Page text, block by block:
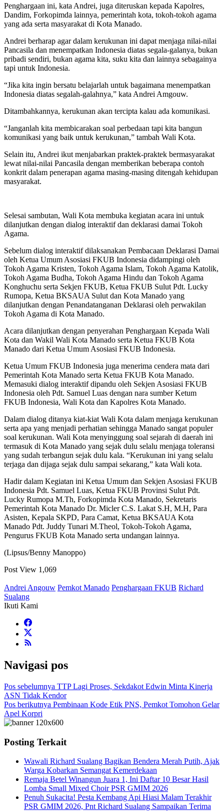
Penghargaan ini, kata Andrei, juga diteruskan kepada Kapolres,
Dandim, Forkopimda lainnya, pemerintah kota, tokoh-tokoh agama
yang ada serta masyarakat di Kota Manado.
Andrei berharap agar dalam kerukunan ini dapat menjaga nilai-nilai
Pancasila dan menempatkan Indonesia diatas segala-galanya, bukan
pribadi sendiri, bukan agama kita, suku kita dan lainnya sebagainya
tapi untuk Indonesia.
“Jika kita ingin bersatu belajarlah untuk bagaimana menempatkan
Indonesia diatas segalah-galahnya,” kata Andrei Amgouw.
Ditambahkannya, kerukunan akan tercipta kalau ada komunikasi.
“Janganlah kita membicarakan soal perbedaan tapi kita bangun
komunikasi yang baik untuk kerukunan,” tambah Wali Kota.
Selain itu, Andrei ikut menjabarkan praktek-praktek bermasyarakat
lewat nilai-nilai Pancasila dengan memberikan beberapa contoh
konkrit dalam penerapan agama masing-masing ditengah kehidupan
masyarakat.
Selesai sambutan, Wali Kota membuka kegiatan acara ini untuk
dilanjutkan dengan dialog interaktif dan deklarasi damai Tokoh
Agama.
Sebelum dialog interaktif dilaksanakan Pembacaan Deklarasi Damai
oleh Ketua Umum Asosiasi FKUB Indonesia didampingi oleh
Tokoh Agama Kristen, Tokoh Agama Islam, Tokoh Agama Katolik,
Tokoh Agama Budha, Tokoh Agama Hindu dan Tokoh Agama
Konghuchu serta Sekjen FKUB, Ketua FKUB Sulut Pdt. Lucky
Rumopa, Ketua BKSAUA Sulut dan Kota Manado yang
dilanjutkan dengan Penandatanganan Deklarasi oleh perwakilan
Tokoh Agama di Kota Manado.
Acara dilanjutkan dengan penyerahan Penghargaan Kepada Wali
Kota dan Wakil Wali Kota Manado serta Ketua FKUB Kota
Manado dari Ketua Umum Asosiasi FKUB Indonesia.
Ketua Umum FKUB Indonesia juga menerima cendera mata dari
Pemerintah Kota Manado serta Ketua FKUB Kota Manado.
Memasuki dialog interaktif dipandu oleh Sekjen Asosiasi FKUB
Indonesia oleh Pdt. Samuel Luas dengan nara sumber Ketum
FKUB Indonesia, Wali Kota dan Kapolres Kota Manado.
Dalam dialog ditanya kiat-kiat Wali Kota dalam menjaga kerukunan
serta apa yang menjadi perhatian sehingga Manado sangat populer
soal kerukunan. Wali Kota menyinggung soal sejarah di daerah ini
termasuk di Kota Manado yang sejak dulu selalu menjaga toleransi
yang sudah terbangun sejak dulu kala. “Kerukunan ini yang selalu
terjaga dan dijaga sejak dulu sampai sekarang,” kata Wali kota.
Hadir dalam Kegiatan ini Ketua Umum dan Sekjen Asosiasi FKUB
Indonesia Pdt. Samuel Luas, Ketua FKUB Provinsi Sulut Pdt.
Lucky Rumopa M.Th, Forkopimda Kota Manado, Sekretaris
Pemerintah Kota Manado Dr. Micler C.S. Lakat S.H, M.H, Para
Asisten, Kepala SKPD, Para Camat, Ketua BKSAUA Kota
Manado Pdt. Juddy Tunari M.Theol, Tokoh-Tokoh Agama,
Pengurus FKUB Kota Manado serta undangan lainnya.
(Lipsus/Benny Manoppo)
Post View 1,069
Andrei Angouw Pemkot Manado Penghargaan FKUB Richard
Sualang
Ikuti Kami
Navigasi pos
Pos sebelumnya TTP Lagi Proses, Sekdakot Edwin Minta Kinerja
ASN Tidak Kendor
Pos berikutnya Pembinaan Kode Etik PNS, Pemkot Tomohon Gelar
Apel Korpri
Posting Terkait
Wawali Richard Sualang Bagikan Bendera Merah Putih, Ajak
Warga Kobarkan Semangat Kemerdekaan
Remaja Betel Winangun Juara 1, Ini Daftar 10 Besar Hasil
Lomba Small Mixed Choir PSR GMIM 2026
Penuh Sukacita! Pesta Kembang Api Hiasi Malam Terakhir
PSR GMIM 2026, Pnt Richard Sualang Sampaikan Terima